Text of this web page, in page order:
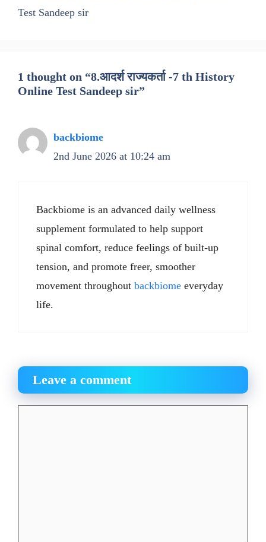
Test Sandeep sir
1 thought on “8.आदर्श राज्यकर्ता -7 th History
Online Test Sandeep sir”
backbiome
2nd June 2026 at 10:24 am
Backbiome is an advanced daily wellness
supplement formulated to help support
spinal comfort, reduce feelings of built-up
tension, and promote freer, smoother
movement throughout backbiome everyday
life.
Leave a comment